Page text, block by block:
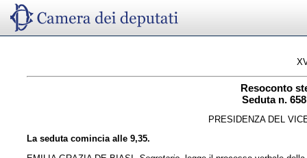
Resoconto
Seduta n.
PRESIDENZA DEL
La seduta comincia alle 9,35.